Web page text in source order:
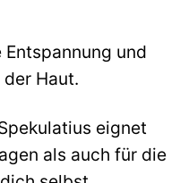
Entspannung und
Haut.
eignet
als auch für die